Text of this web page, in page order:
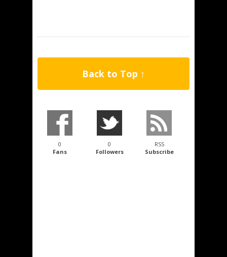
Back to Top ↑
0
Fans
0
Followers
RSS
Subscribe